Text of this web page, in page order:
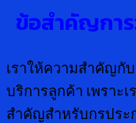
ข้อสำคัญกา
เราให้ความสำคัญกั
บริการลูกค้า เพราะเ
สำคัญสำหรับกรประ